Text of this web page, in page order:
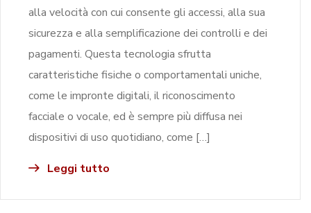
alla velocità con cui consente gli accessi, alla sua
sicurezza e alla semplificazione dei controlli e dei
pagamenti. Questa tecnologia sfrutta
caratteristiche fisiche o comportamentali uniche,
come le impronte digitali, il riconoscimento
facciale o vocale, ed è sempre più diffusa nei
dispositivi di uso quotidiano, come […]
Leggi tutto